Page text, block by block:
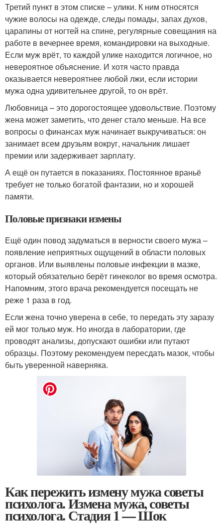
Третий пункт в этом списке – улики. К ним относятся
чужие волосы на одежде, следы помады, запах духов,
царапины от ногтей на спине, регулярные совещания на
работе в вечернее время, командировки на выходные.
Если муж врёт, то каждой улике находится логичное, но
невероятное объяснение. И хотя часто правда
оказывается невероятнее любой лжи, если истории
мужа одна удивительнее другой, то он врёт.
Любовница – это дорогостоящее удовольствие. Поэтому
жена может заметить, что денег стало меньше. На все
вопросы о финансах муж начинает выкручиваться: он
занимает всем друзьям вокруг, начальник лишает
премии или задерживает зарплату.
А ещё он путается в показаниях. Постоянное враньё
требует не только богатой фантазии, но и хорошей
памяти.
Половые признаки измены
Ещё один повод задуматься в верности своего мужа –
появление неприятных ощущений в области половых
органов. Или выявлены половые инфекции в мазке,
который обязательно берёт гинеколог во время осмотра.
Напомним, этого врача рекомендуется посещать не
реже 1 раза в год.
Если жена точно уверена в себе, то передать эту заразу
ей мог только муж. Но иногда в лаборатории, где
проводят анализы, допускают ошибки или путают
образцы. Поэтому рекомендуем пересдать мазок, чтобы
быть уверенной наверняка.
Как пережить измену мужа советы
психолога. Измена мужа, советы
психолога. Стадия 1 — Шок